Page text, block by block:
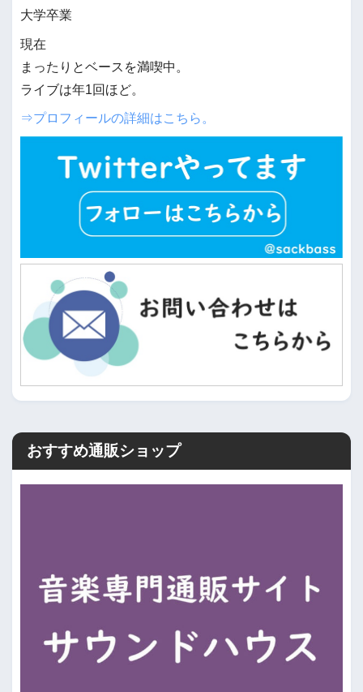
大学卒業
現在
まったりとベースを満喫中。
ライブは年1回ほど。
⇒プロフィールの詳細はこちら。
おすすめ通販ショップ